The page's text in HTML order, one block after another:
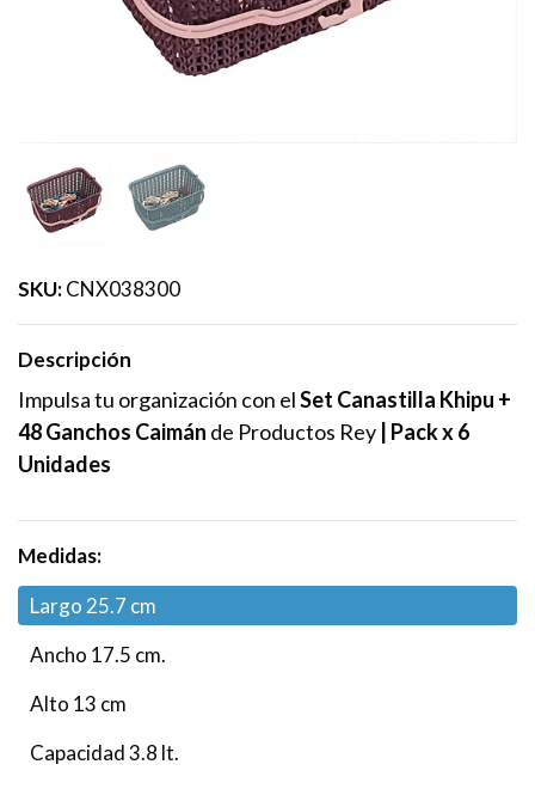
SKU:CNX038300
Descripción
Impulsa tu organización con elSet Canastilla Khipu +
48 Ganchos Caimán de Productos Rey | Pack x 6
Unidades
Medidas:
Largo 25.7 cm
Ancho 17.5 cm.
Alto 13 cm
Capacidad 3.8 lt.